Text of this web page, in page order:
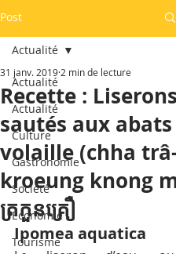
Post
Actualité
Actualité
Culture
Gastronomie
Société
Economie
Tourisme
Actualité
Recette :
sautés aux
volaille (chha
kroeung knong
ត្រកួនគ្រឿ
31 janv. 2019 2 min de lecture
Ipomea aquatica